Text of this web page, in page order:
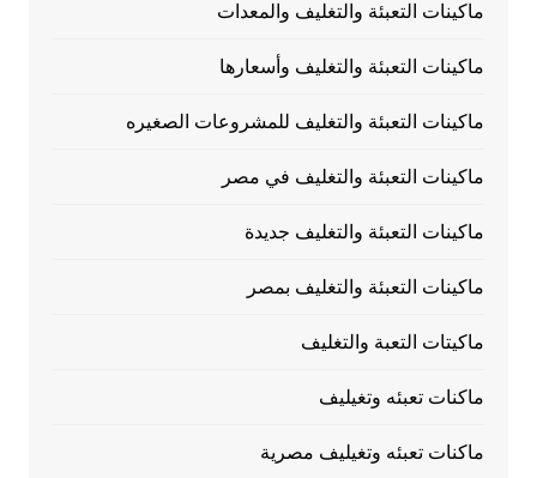
ماكينات التعبئة والتغليف والمعدات
ماكينات التعبئة والتغليف وأسعارها
ماكينات التعبئة والتغليف للمشروعات الصغيره
ماكينات التعبئة والتغليف في مصر
ماكينات التعبئة والتغليف جديدة
ماكينات التعبئة والتغليف بمصر
ماكيتات التعبة والتغليف
ماكنات تعبئه وتغيليف
ماكنات تعبئه وتغيليف مصرية